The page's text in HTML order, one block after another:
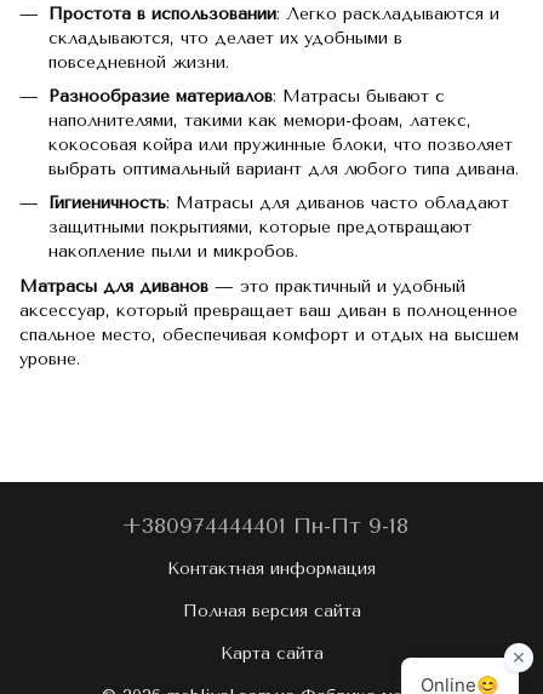
Простота в использовании: Легко раскладываются и
складываются, что делает их удобными в
повседневной жизни.
Разнообразие материалов: Матрасы бывают с
наполнителями, такими как мемори-фоам, латекс,
кокосовая койра или пружинные блоки, что позволяет
выбрать оптимальный вариант для любого типа дивана.
Гигиеничность: Матрасы для диванов часто обладают
защитными покрытиями, которые предотвращают
накопление пыли и микробов.
Матрасы для диванов — это практичный и удобный
аксессуар, который превращает ваш диван в полноценное
спальное место, обеспечивая комфорт и отдых на высшем
уровне.
+380974444401 Пн-Пт 9-18
Контактная информация
Полная версия сайта
Карта сайта